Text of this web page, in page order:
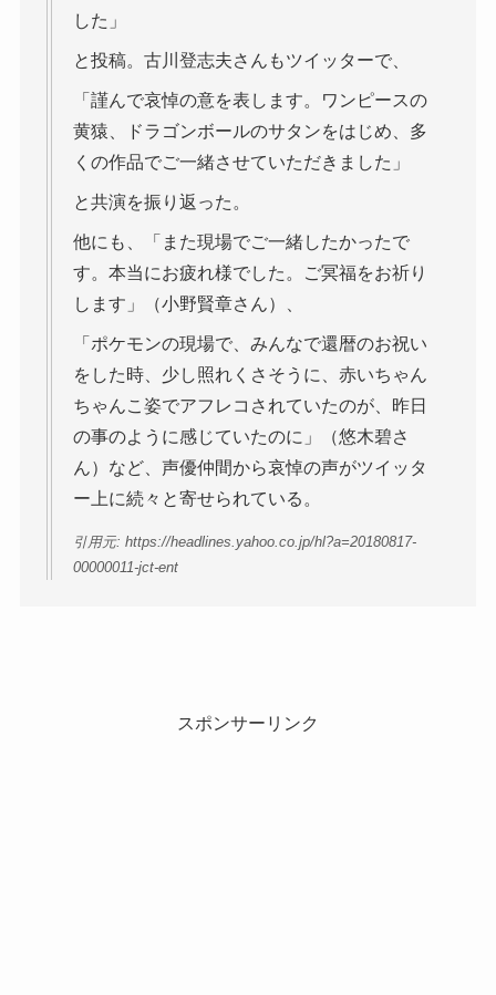
した」
と投稿。古川登志夫さんもツイッターで、
「謹んで哀悼の意を表します。ワンピースの
黄猿、ドラゴンボールのサタンをはじめ、多
くの作品でご一緒させていただきました」
と共演を振り返った。
他にも、「また現場でご一緒したかったで
す。本当にお疲れ様でした。ご冥福をお祈り
します」（小野賢章さん）、
「ポケモンの現場で、みんなで還暦のお祝い
をした時、少し照れくさそうに、赤いちゃん
ちゃんこ姿でアフレコされていたのが、昨日
の事のように感じていたのに」（悠木碧さ
ん）など、声優仲間から哀悼の声がツイッタ
ー上に続々と寄せられている。
引用元: https://headlines.yahoo.co.jp/hl?a=20180817-
00000011-jct-ent
スポンサーリンク